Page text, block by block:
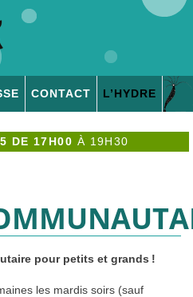
CONTACT L’HYDRE
DE 17H00 À 19H30
pour petits et grands !
les mardis soirs (sauf